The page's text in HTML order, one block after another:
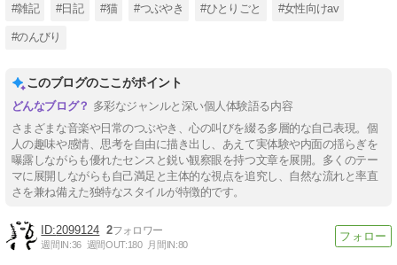
#雑記 #日記 #猫 #つぶやき #ひとりごと #女性向けav
#のんびり
このブログのここがポイント
多彩なジャンルと深い個人体験語る内容
さまざまな音楽や日常のつぶやき、心の叫びを綴る多層的な自己表現。個
人の趣味や感情、思考を自由に描き出し、あえて実体験や内面の揺らぎを
曝露しながらも優れたセンスと鋭い観察眼を持つ文章を展開。多くのテー
マに展開しながらも自己満足と主体的な視点を追究し、自然な流れと率直
さを兼ね備えた独特なスタイルが特徴的です。
2099124 2
週間IN:36 週間OUT:180 月間IN:80